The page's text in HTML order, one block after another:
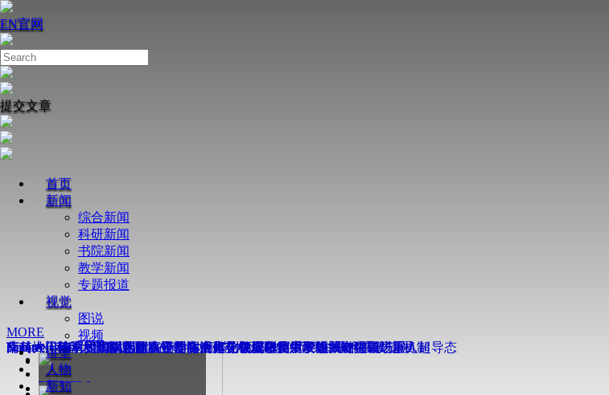
EN官网
提交文章
首页
新闻
综合新闻
科研新闻
书院新闻
教学新闻
专题报道
视觉
图说
视频
讲堂
人物
新知
Nature丨南科大周鑫课题组在奇点增强芯片级陀螺仪研究中取得重要进展
南科大田瑞军和陶丽芝团队合作在活体化学蛋白质组学领域取得新进展
薛其坤—陈卓昱团队合作在镍基高温超导机理研究中取得关键突破
Science丨南科大谭斌团队在不对称光催化领域取得重要进展
南科大何佳清团队揭示超离子导体中离子在皮秒尺度下的“结伴扩散”新机制
Nature丨南科大薛其坤-陈卓昱团队合作在镍氧化物中发现新奇强磁场重入超导态
MORE
最新动态